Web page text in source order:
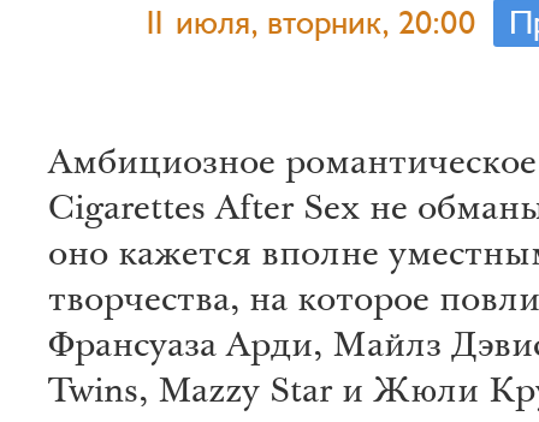
11 июля, вторник, 20:00
Амбициозное романтическое
Cigarettes After Sex не
оно кажется вполне
творчества, на которое
Франсуаза Арди, Майлз
Twins, Mazzy Star и Жюли